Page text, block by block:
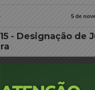
5 de
- Designação de